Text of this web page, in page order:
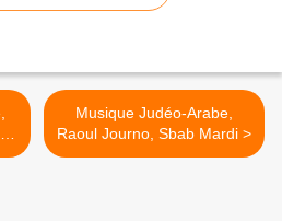
Musique Judéo-Arabe,
Raoul Journo, Sbab Mardi >